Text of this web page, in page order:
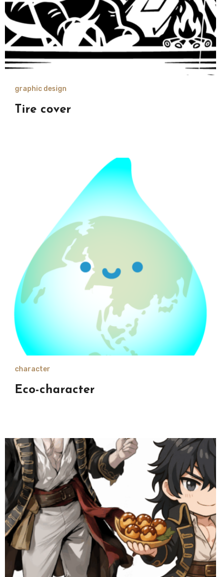
graphic design
Tire cover
character
Eco-character